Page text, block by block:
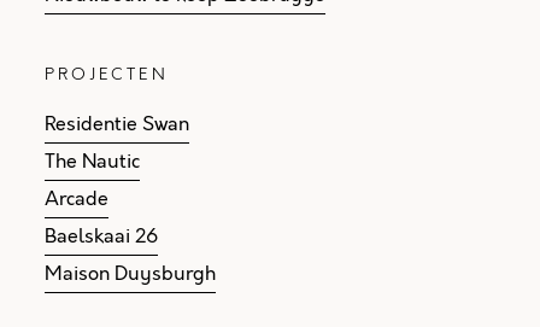
PROJECTEN
Residentie Swan
The Nautic
Arcade
Baelskaai 26
Maison Duysburgh